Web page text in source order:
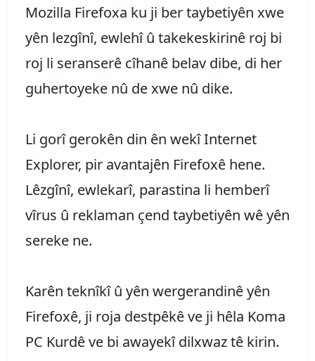
Mozilla Firefoxa ku ji ber taybetiyên xwe
yên lezgînî, ewlehî û takekeskirinê roj bi
roj li seranserê cîhanê belav dibe, di her
guhertoyeke nû de xwe nû dike.
Li gorî gerokên din ên wekî Internet
Explorer, pir avantajên Firefoxê hene.
Lêzgînî, ewlekarî, parastina li hemberî
vîrus û reklaman çend taybetiyên wê yên
sereke ne.
Karên teknîkî û yên wergerandinê yên
Firefoxê, ji roja destpêkê ve ji hêla Koma
PC Kurdê ve bi awayekî dilxwaz tê kirin.